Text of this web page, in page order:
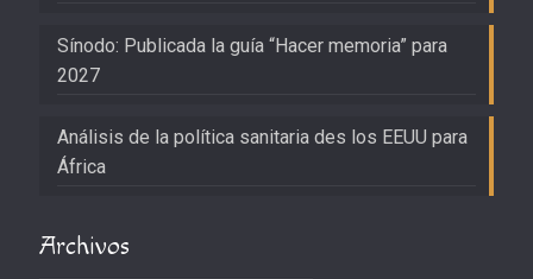
Sínodo: Publicada la guía “Hacer memoria” para
2027
Análisis de la política sanitaria des los EEUU para
África
Archivos